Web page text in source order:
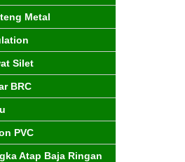
Metal
Silet
BRC
PVC
Atap Baja Ringan